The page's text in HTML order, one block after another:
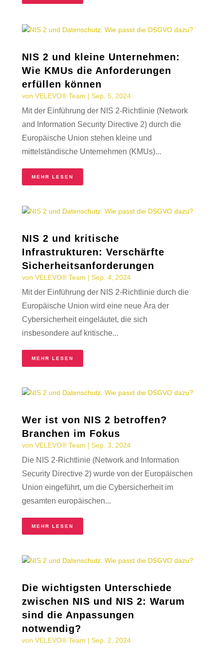
NIS 2 und kleine Unternehmen:
Wie KMUs die Anforderungen
erfüllen können
von VELEVO® Team | Sep. 5, 2024
Mit der Einführung der NIS 2-Richtlinie (Network
and Information Security Directive 2) durch die
Europäische Union stehen kleine und
mittelständische Unternehmen (KMUs)...
MEHR LESEN
NIS 2 und kritische
Infrastrukturen: Verschärfte
Sicherheitsanforderungen
von VELEVO® Team | Sep. 4, 2024
Mit der Einführung der NIS 2-Richtlinie durch die
Europäische Union wird eine neue Ära der
Cybersicherheit eingeläutet, die sich
insbesondere auf kritische...
MEHR LESEN
Wer ist von NIS 2 betroffen?
Branchen im Fokus
von VELEVO® Team | Sep. 3, 2024
Die NIS 2-Richtlinie (Network and Information
Security Directive 2) wurde von der Europäischen
Union eingeführt, um die Cybersicherheit im
gesamten europäischen...
MEHR LESEN
Die wichtigsten Unterschiede
zwischen NIS und NIS 2: Warum
sind die Anpassungen
notwendig?
von VELEVO® Team | Sep. 2, 2024